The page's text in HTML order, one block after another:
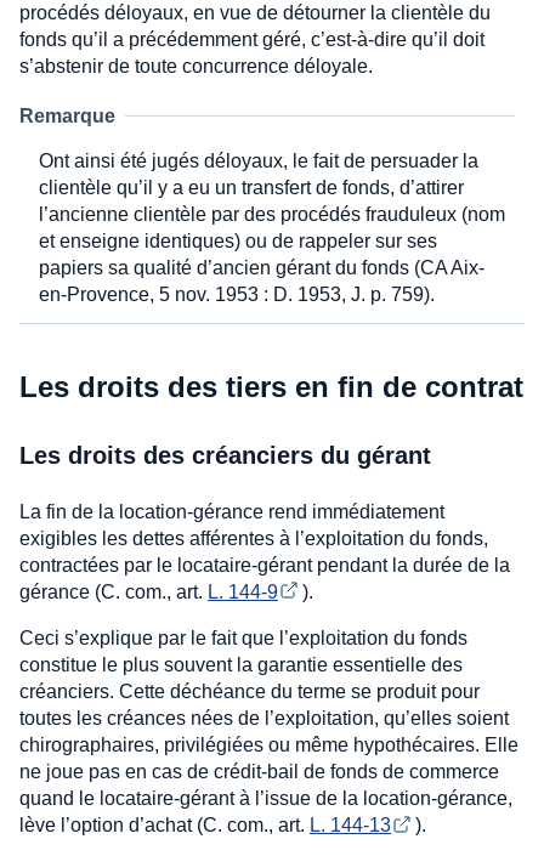
procédés déloyaux, en vue de détourner la clientèle du
fonds qu’il a précédemment géré, c’est-à-dire qu’il doit
s’abstenir de toute concurrence déloyale.
Remarque
Ont ainsi été jugés déloyaux, le fait de persuader la
clientèle qu’il y a eu un transfert de fonds, d’attirer
l’ancienne clientèle par des procédés frauduleux (nom
et enseigne identiques) ou de rappeler sur ses
papiers sa qualité d’ancien gérant du fonds (CA Aix-
en-Provence, 5 nov. 1953 : D. 1953, J. p. 759).
Les droits des tiers en fin de contrat
Les droits des créanciers du gérant
La fin de la location-gérance rend immédiatement
exigibles les dettes afférentes à l’exploitation du fonds,
contractées par le locataire-gérant pendant la durée de la
gérance (C. com., art. L. 144-9 ).
Ceci s’explique par le fait que l’exploitation du fonds
constitue le plus souvent la garantie essentielle des
créanciers. Cette déchéance du terme se produit pour
toutes les créances nées de l’exploitation, qu’elles soient
chirographaires, privilégiées ou même hypothécaires. Elle
ne joue pas en cas de crédit-bail de fonds de commerce
quand le locataire-gérant à l’issue de la location-gérance,
lève l’option d’achat (C. com., art. L. 144-13 ).